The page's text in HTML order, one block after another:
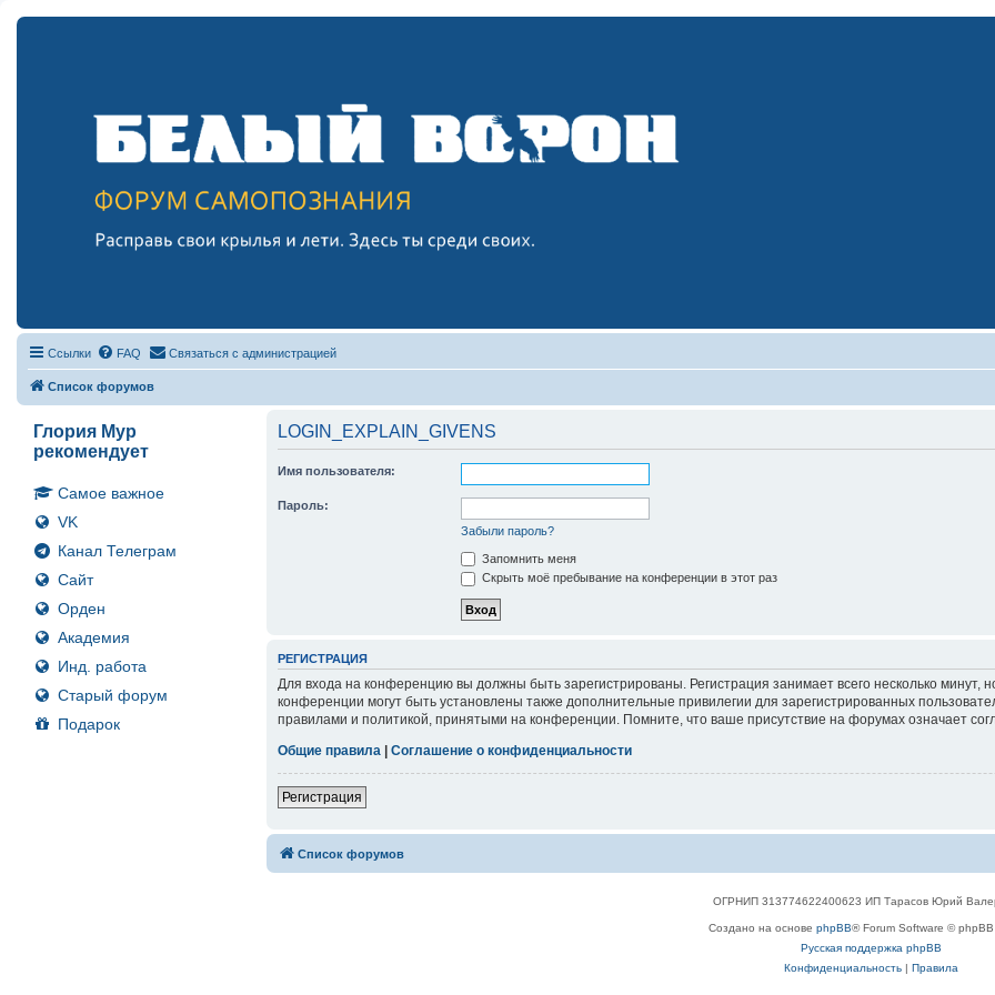
Ссылки FAQ Связаться с администрацией
Список форумов
Глория Мур
рекомендует
Самое важное
VK
Канал Телеграм
Сайт
Орден
Академия
Инд. работа
Старый форум
Подарок
LOGIN_EXPLAIN_GIVENS
Имя пользователя:
Пароль:
Забыли пароль?
Запомнить меня
Скрыть моё пребывание на конференции в этот раз
РЕГИСТРАЦИЯ
Для входа на конференцию вы должны быть зарегистрированы. Регистрация занимает всего несколько
конференции могут быть установлены также дополнительные привилегии для зарегистрированных
правилами и политикой, принятыми на конференции. Помните, что ваше присутствие на форумах означает
Общие правила |Соглашение о конфиденциальности
Регистрация
Список форумов
ОГРНИП 313774622400623 ИП Тарасов Юрий
Создано на основеphpBB® Forum Software © phpBB
Русская поддержка phpBB
Конфиденциальность |Правила